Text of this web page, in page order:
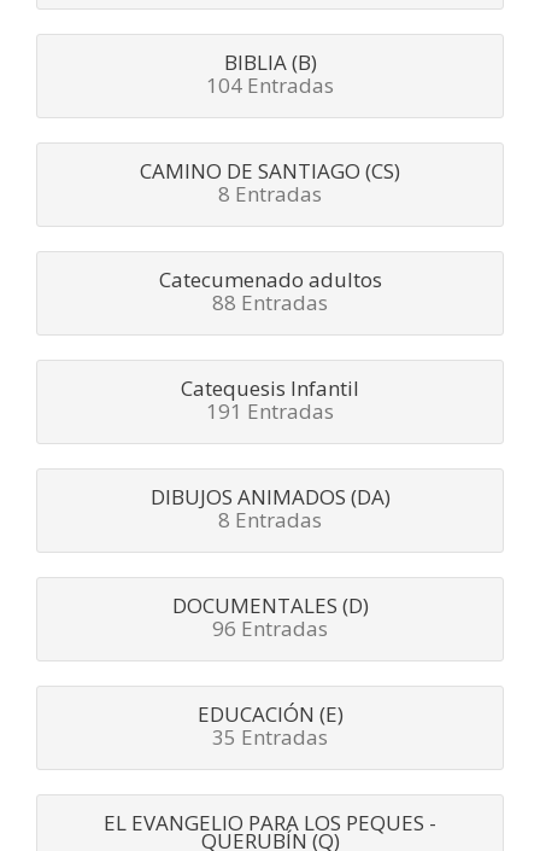
BIBLIA (B)
104 Entradas
CAMINO DE SANTIAGO (CS)
8 Entradas
Catecumenado adultos
88 Entradas
Catequesis Infantil
191 Entradas
DIBUJOS ANIMADOS (DA)
8 Entradas
DOCUMENTALES (D)
96 Entradas
EDUCACIÓN (E)
35 Entradas
EL EVANGELIO PARA LOS PEQUES -
QUERUBÍN (Q)